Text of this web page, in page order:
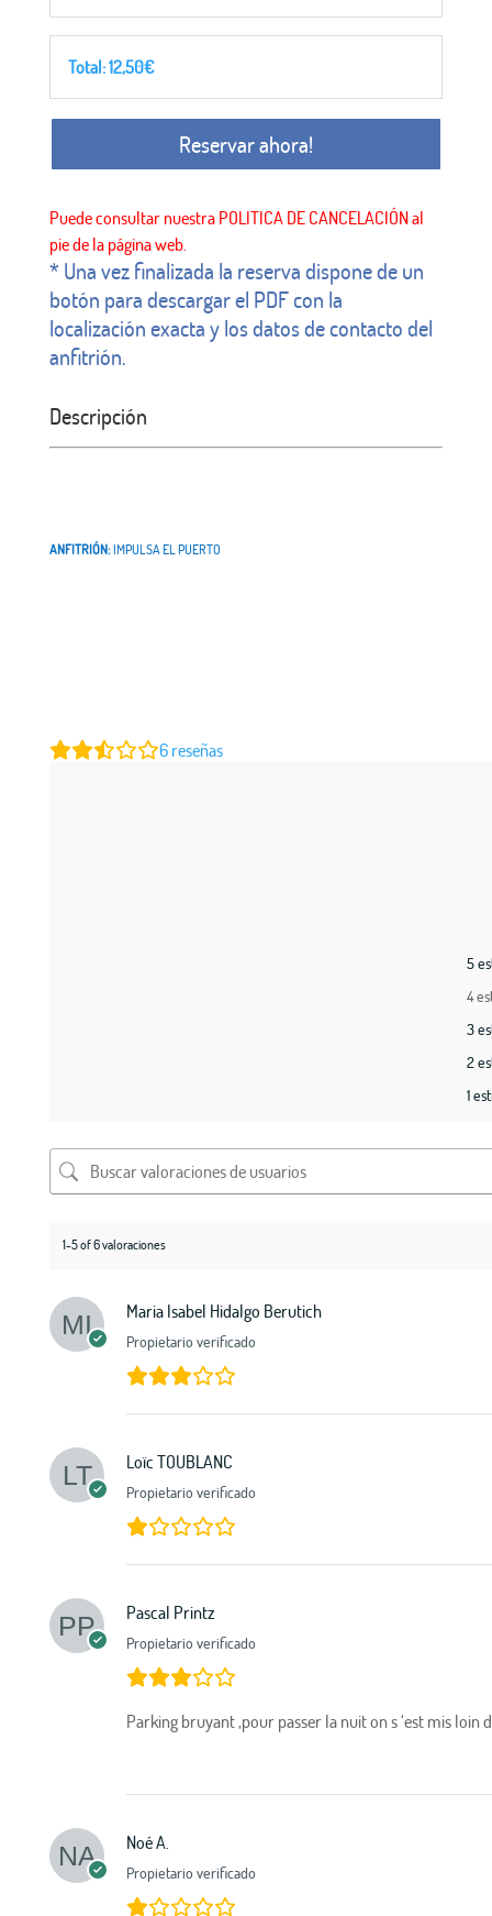
Total:12,50€
Reservar ahora!
* Una vez finalizada la reserva dispone de un
botón para descargar el PDF con la
localización exacta y los datos de contacto del
anfitrión.
Descripción
ANFITRIÓN:IMPULSA EL PUERTO
6reseñas
5
4
3
2
1
1-5 of 6 valoraciones
Maria Isabel Hidalgo Berutich
Propietario verificado
Loïc TOUBLANC
Propietario verificado
Pascal Printz
Propietario verificado
Parking bruyant ,pour passer la nuit on s ‘est mis loin
Noé A.
Propietario verificado